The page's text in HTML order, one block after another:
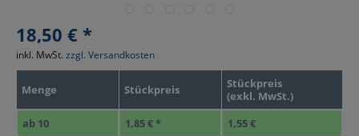
18,50 € *
Menge Stückpreis
Stückpreis
(exkl. MwSt.)
ab 10 1,85 € *
1,55 €
inkl. MwSt. zzgl. Versandkosten